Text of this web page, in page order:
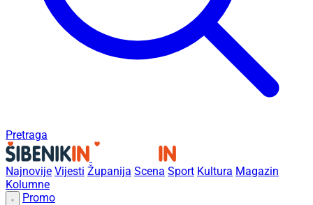
Pretraga
Najnovije Vijesti Županija Scena Sport Kultura Magazin
Kolumne
Promo